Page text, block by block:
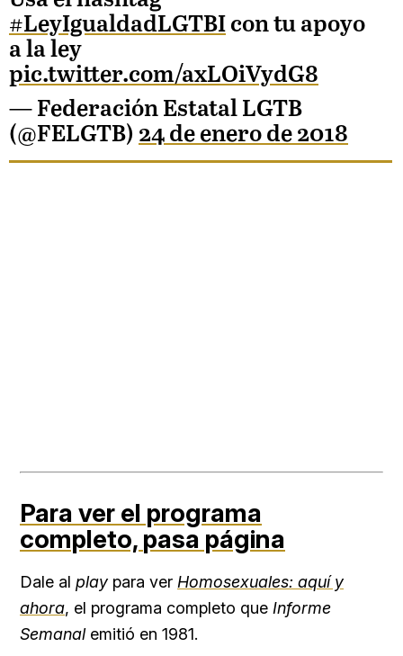
#LeyIgualdadLGTBI con tu apoyo
a la ley
pic.twitter.com/axLOiVydG8
— Federación Estatal LGTB
(@FELGTB) 24 de enero de 2018
Para ver el programa
completo, pasa página
Dale al play para ver Homosexuales: aquí y
ahora, el programa completo que Informe
Semanalemitió en 1981.